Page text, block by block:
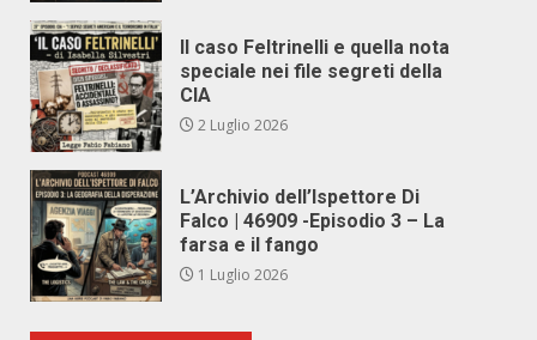
Il caso Feltrinelli e quella nota
speciale nei file segreti della
CIA
2 Luglio 2026
L’Archivio dell’Ispettore Di
Falco | 46909 -Episodio 3 – La
farsa e il fango
1 Luglio 2026